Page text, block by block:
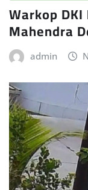
Warkop
Mahendra
admin